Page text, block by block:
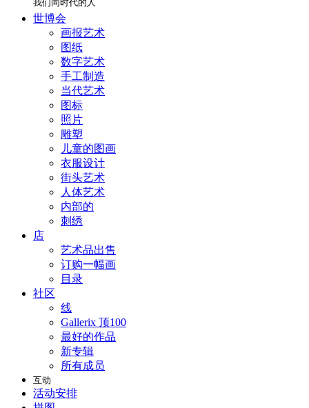
我们同时代的人
世博会
画报艺术
图纸
数字艺术
手工制造
当代艺术
图标
照片
雕塑
儿童的图画
衣服设计
街头艺术
人体艺术
内部的
刺绣
店
艺术品出售
订购一幅画
目录
社区
线
Gallerix 顶100
最好的作品
新专辑
所有成员
互动
活动安排